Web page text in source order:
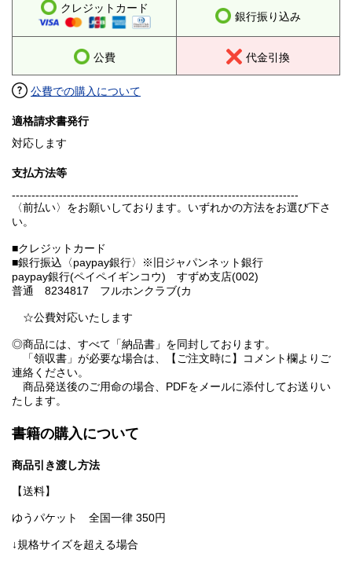
クレジットカード
銀行振り込み
公費 代金引換
公費での購入について
適格請求書発行
対応します
支払方法等
-------------------------------------------------------------------------
〈前払い〉をお願いしております。いずれかの方法をお選び下さ
い。
■クレジットカード
■銀行振込〈paypay銀行〉※旧ジャパンネット銀行
paypay銀行(ペイペイギンコウ) すずめ支店(002)
普通 8234817 フルホンクラブ(カ
☆公費対応いたします
◎商品には、すべて「納品書」を同封しております。
「領収書」が必要な場合は、【ご注文時に】コメント欄よりご
連絡ください。
商品発送後のご用命の場合、PDFをメールに添付してお送りい
たします。
書籍の購入について
商品引き渡し方法
【送料】
ゆうパケット 全国一律 350円
↓規格サイズを超える場合